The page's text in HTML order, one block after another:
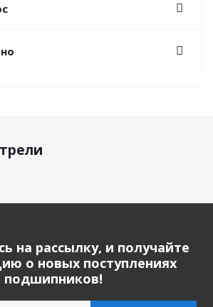
на рассылку, и получайте
о новых поступлениях
подшипников!